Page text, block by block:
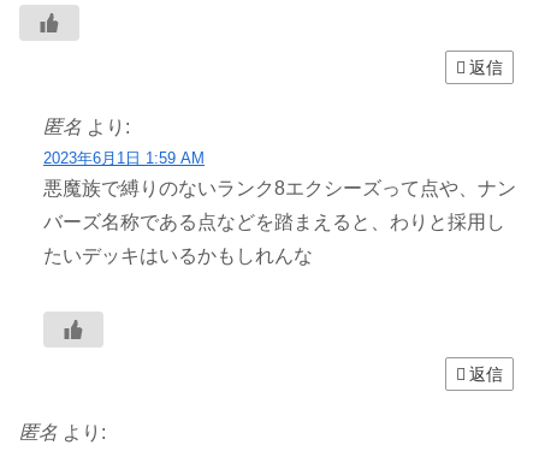
返信
匿名 より:
2023年6月1日 1:59 AM
悪魔族で縛りのないランク8エクシーズって点や、ナン
バーズ名称である点などを踏まえると、わりと採用し
たいデッキはいるかもしれんな
返信
匿名 より: